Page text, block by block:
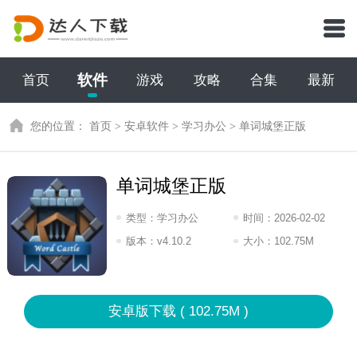
首页 软件 游戏 攻略 合集 最新
您的位置：首页 >安卓软件 >学习办公 >单词城堡正版
单词城堡正版
类型：学习办公 时间： 2026-02-02
16:2026
版本：v4.10.2 大小： 102.75M
安卓版下载 ( 102.75M )